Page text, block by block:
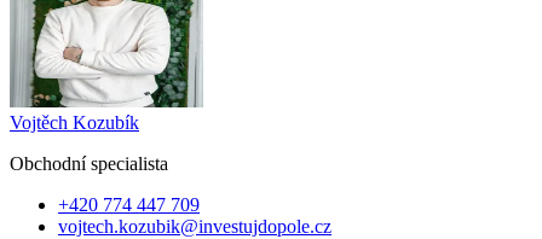
Vojtěch Kozubík
Obchodní specialista
+420 774 447 709
vojtech.kozubik@investujdopole.cz